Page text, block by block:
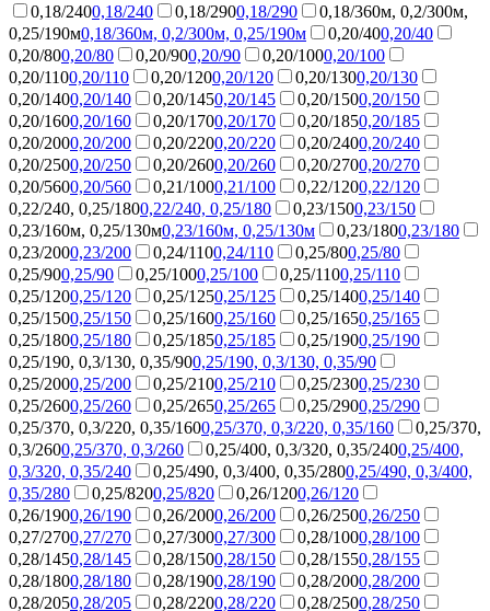
0,18/2400,18/240 0,18/2900,18/290
0,18/360м, 0,2/300м,
0,25/190м0,18/360м, 0,2/300м, 0,25/190м 0,20/400,20/40
0,20/800,20/80 0,20/900,20/90 0,20/1000,20/100
0,20/1100,20/110 0,20/1200,20/120 0,20/1300,20/130
0,20/1400,20/140 0,20/1450,20/145 0,20/1500,20/150
0,20/1600,20/160 0,20/1700,20/170 0,20/1850,20/185
0,20/2000,20/200 0,20/2200,20/220 0,20/2400,20/240
0,20/2500,20/250 0,20/2600,20/260 0,20/2700,20/270
0,20/5600,20/560 0,21/1000,21/100 0,22/1200,22/120
0,22/240, 0,25/1800,22/240, 0,25/180 0,23/1500,23/150
0,23/160м, 0,25/130м0,23/160м, 0,25/130м 0,23/1800,23/180
0,23/2000,23/200 0,24/1100,24/110 0,25/800,25/80
0,25/900,25/90 0,25/1000,25/100 0,25/1100,25/110
0,25/1200,25/120 0,25/1250,25/125 0,25/1400,25/140
0,25/1500,25/150 0,25/1600,25/160 0,25/1650,25/165
0,25/1800,25/180 0,25/1850,25/185 0,25/1900,25/190
0,25/190, 0,3/130, 0,35/900,25/190, 0,3/130, 0,35/90
0,25/2000,25/200 0,25/2100,25/210 0,25/2300,25/230
0,25/2600,25/260 0,25/2650,25/265 0,25/2900,25/290
0,25/370, 0,3/220, 0,35/1600,25/370, 0,3/220, 0,35/160
0,25/370,
0,3/2600,25/370, 0,3/260 0,25/400, 0,3/320, 0,35/2400,25/400,
0,3/320, 0,35/240
0,25/490, 0,3/400, 0,35/2800,25/490, 0,3/400,
0,35/280
0,25/8200,25/820 0,26/1200,26/120
0,26/1900,26/190 0,26/2000,26/200 0,26/2500,26/250
0,27/2700,27/270 0,27/3000,27/300 0,28/1000,28/100
0,28/1450,28/145 0,28/1500,28/150 0,28/1550,28/155
0,28/1800,28/180 0,28/1900,28/190 0,28/2000,28/200
0,28/2050,28/205 0,28/2200,28/220 0,28/2500,28/250